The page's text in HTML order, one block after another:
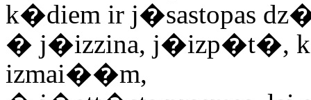
k�diem ir j�sastopas
� j�izzina, j�izp�t�,
izmai��m,